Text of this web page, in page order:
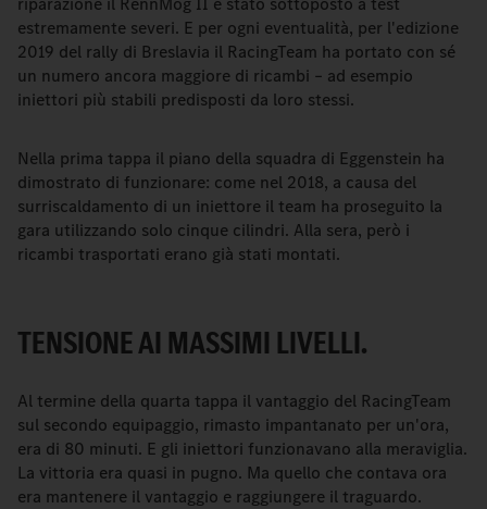
estremamente severi. E per ogni eventualità, per l'edizione
2019 del rally di Breslavia il RacingTeam ha portato con sé
un numero ancora maggiore di ricambi – ad esempio
iniettori più stabili predisposti da loro stessi.
Nella prima tappa il piano della squadra di Eggenstein ha
dimostrato di funzionare: come nel 2018, a causa del
surriscaldamento di un iniettore il team ha proseguito la
gara utilizzando solo cinque cilindri. Alla sera, però i
ricambi trasportati erano già stati montati.
TENSIONE AI MASSIMI LIVELLI.
Al termine della quarta tappa il vantaggio del RacingTeam
sul secondo equipaggio, rimasto impantanato per un'ora,
era di 80 minuti. E gli iniettori funzionavano alla meraviglia.
La vittoria era quasi in pugno. Ma quello che contava ora
era mantenere il vantaggio e raggiungere il traguardo.